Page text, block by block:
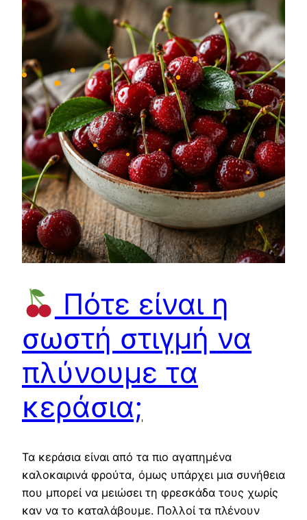
•
• •
•
•
•
•
• •
•
•
Πότε είναι η
σωστή στιγμή να
πλύνουμε τα
κεράσια;
Τα κεράσια είναι από τα πιο αγαπημένα
καλοκαιρινά φρούτα, όμως υπάρχει μια συνήθεια
που μπορεί να μειώσει τη φρεσκάδα τους χωρίς
καν να το καταλάβουμε. Πολλοί τα πλένουν